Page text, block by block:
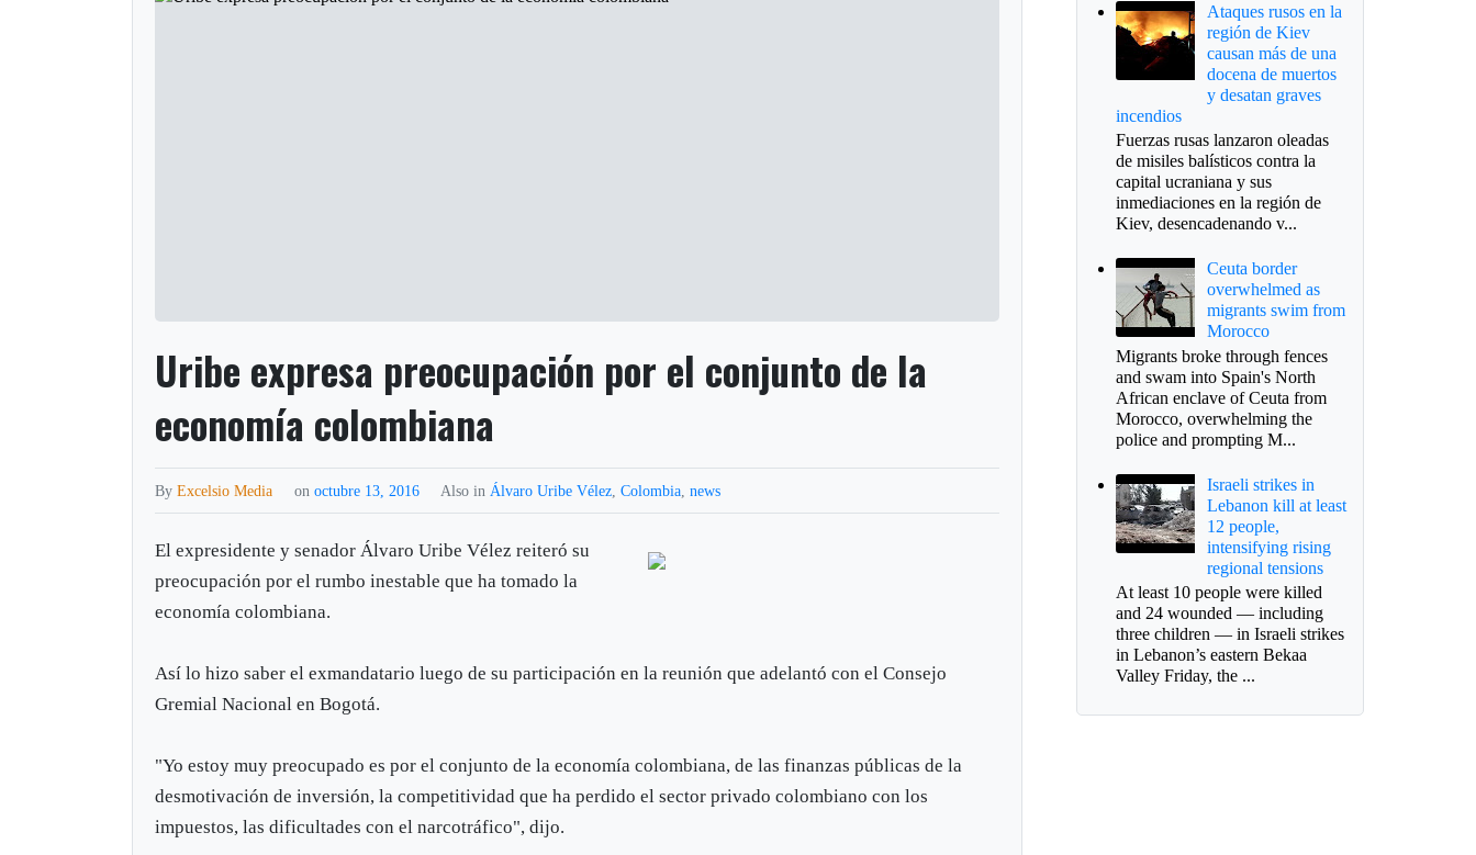
Uribe expresa preocupación por el conjunto de la
economía colombiana
ByExcelsio Media onoctubre 13, 2016 Also in Álvaro Uribe Vélez ,Colombia ,news
El expresidente y senador Álvaro Uribe Vélez reiteró su
preocupación por el rumbo inestable que ha tomado la
economía colombiana.
Así lo hizo saber el exmandatario luego de su participación en la reunión que adelantó con el Consejo
Gremial Nacional en Bogotá.
"Yo estoy muy preocupado es por el conjunto de la economía colombiana, de las finanzas públicas de la
desmotivación de inversión, la competitividad que ha perdido el sector privado colombiano con los
impuestos, las dificultades con el narcotráfico", dijo.
Ataques rusos en la
región de Kiev
causan más de una
docena de muertos
y desatan graves
incendios
Fuerzas rusas lanzaron oleadas
de misiles balísticos contra la
capital ucraniana y sus
inmediaciones en la región de
Kiev, desencadenando v...
Ceuta border
overwhelmed as
migrants swim from
Morocco
Migrants broke through fences
and swam into Spain's North
African enclave of Ceuta from
Morocco, overwhelming the
police and prompting M...
Israeli strikes in
Lebanon kill at least
12 people,
intensifying rising
regional tensions
At least 10 people were killed
and 24 wounded — including
three children — in Israeli strikes
in Lebanon’s eastern Bekaa
Valley Friday, the ...